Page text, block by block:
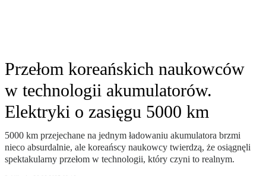
Przełom koreańskich naukowców
w technologii akumulatorów.
Elektryki o zasięgu 5000 km
5000 km przejechane na jednym ładowaniu akumulatora brzmi
nieco absurdalnie, ale koreańscy naukowcy twierdzą, że osiągnęli
spektakularny przełom w technologii, który czyni to realnym.